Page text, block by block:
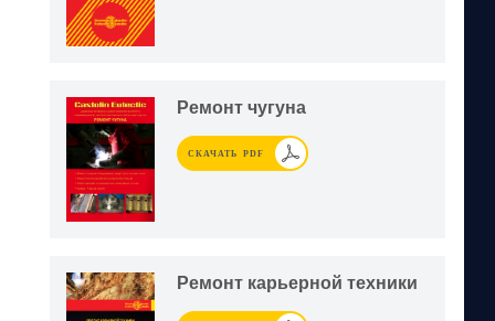
Ремонт чугуна
СКАЧАТЬ PDF
Ремонт карьерной техники